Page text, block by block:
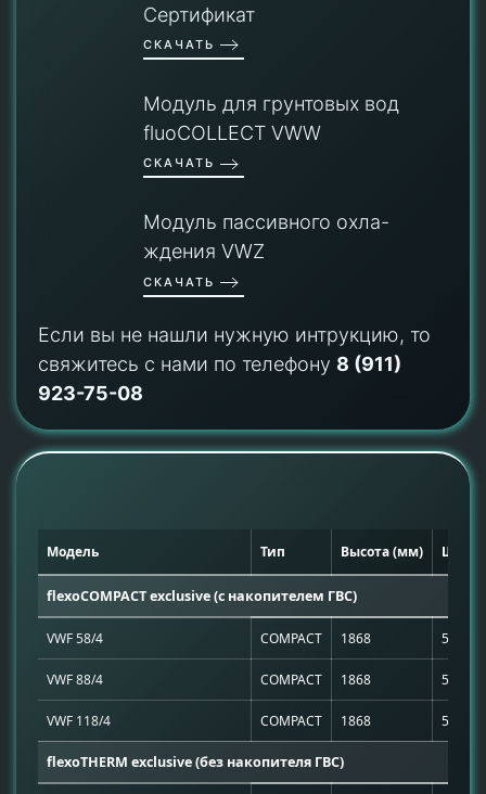
Сертификат
СКАЧАТЬ
Модуль для грунтовых вод
fluoCOLLECT VWW
СКАЧАТЬ
Модуль пассивного охла-
ждения VWZ
СКАЧАТЬ
Если вы не нашли нужную интрукцию, то
свяжитесь с нами по телефону 8 (911)
923-75-08
Модель Тип Высота (мм)
flexoCOMPACT exclusive (с накопителем ГВС)
VWF 58/4 COMPACT 1868 595
VWF 88/4 COMPACT 1868 595
VWF 118/4 COMPACT 1868 595
flexoTHERM exclusive (без накопителя ГВС)